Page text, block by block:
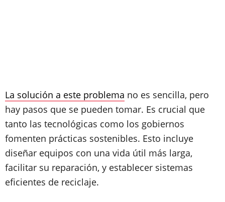
La solución a este problema no es sencilla, pero
hay pasos que se pueden tomar. Es crucial que
tanto las tecnológicas como los gobiernos
fomenten prácticas sostenibles. Esto incluye
diseñar equipos con una vida útil más larga,
facilitar su reparación, y establecer sistemas
eficientes de reciclaje.